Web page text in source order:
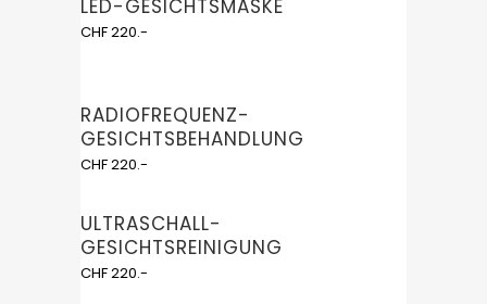
LED-GESICHTSMASKE
CHF 220.-
RADIOFREQUENZ-
GESICHTSBEHANDLUNG
CHF 220.-
ULTRASCHALL-
GESICHTSREINIGUNG
CHF 220.-